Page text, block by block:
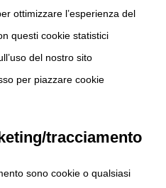
ottimizzare l’esperienza del
questi cookie statistici
del nostro sito
per piazzare cookie
tracciamento
sono cookie o qualsiasi